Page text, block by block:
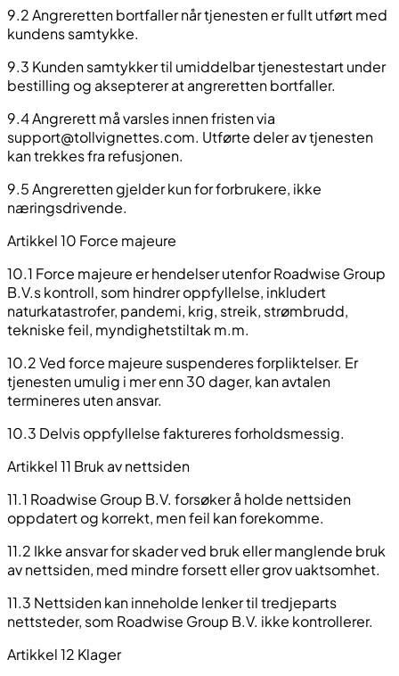
9.2 Angreretten bortfaller når tjenesten er fullt utført med
kundens samtykke.
9.3 Kunden samtykker til umiddelbar tjenestestart under
bestilling og aksepterer at angreretten bortfaller.
9.4 Angrerett må varsles innen fristen via
support@tollvignettes.com. Utførte deler av tjenesten
kan trekkes fra refusjonen.
9.5 Angreretten gjelder kun for forbrukere, ikke
næringsdrivende.
Artikkel 10 Force majeure
10.1 Force majeure er hendelser utenfor Roadwise Group
B.V.s kontroll, som hindrer oppfyllelse, inkludert
naturkatastrofer, pandemi, krig, streik, strømbrudd,
tekniske feil, myndighetstiltak m.m.
10.2 Ved force majeure suspenderes forpliktelser. Er
tjenesten umulig i mer enn 30 dager, kan avtalen
termineres uten ansvar.
10.3 Delvis oppfyllelse faktureres forholdsmessig.
Artikkel 11 Bruk av nettsiden
11.1 Roadwise Group B.V. forsøker å holde nettsiden
oppdatert og korrekt, men feil kan forekomme.
11.2 Ikke ansvar for skader ved bruk eller manglende bruk
av nettsiden, med mindre forsett eller grov uaktsomhet.
11.3 Nettsiden kan inneholde lenker til tredjeparts
nettsteder, som Roadwise Group B.V. ikke kontrollerer.
Artikkel 12 Klager